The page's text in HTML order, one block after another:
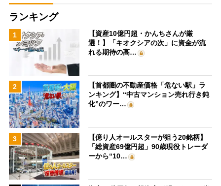
ランキング
1
【資産10億円超・かんちさんが厳
選！】「キオクシアの次」に資金が流
れる期待の高…
2
【首都圏の不動産価格「危ない駅」ラ
ンキング】“中古マンション売れ行き鈍
化”のワー…
3
【億り人オールスターが狙う20銘柄】
「総資産69億円超」90歳現役トレーダ
ーから“10…